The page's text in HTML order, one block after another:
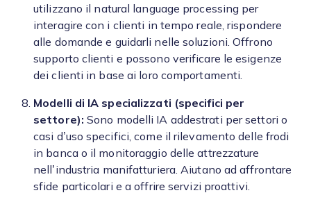
utilizzano il natural language processing per
interagire con i clienti in tempo reale, rispondere
alle domande e guidarli nelle soluzioni. Offrono
supporto clienti e possono verificare le esigenze
dei clienti in base ai loro comportamenti.
Modelli di IA specializzati (specifici per
settore): Sono modelli IA addestrati per settori o
casi d’uso specifici, come il rilevamento delle frodi
in banca o il monitoraggio delle attrezzature
nell’industria manifatturiera. Aiutano ad affrontare
sfide particolari e a offrire servizi proattivi.